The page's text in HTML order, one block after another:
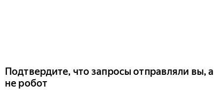
Подтвердите, что запросы отправляли вы, а
не робот